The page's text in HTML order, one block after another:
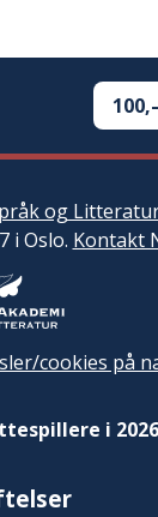
og
i Oslo. Kontakt
cookies på
i 2026